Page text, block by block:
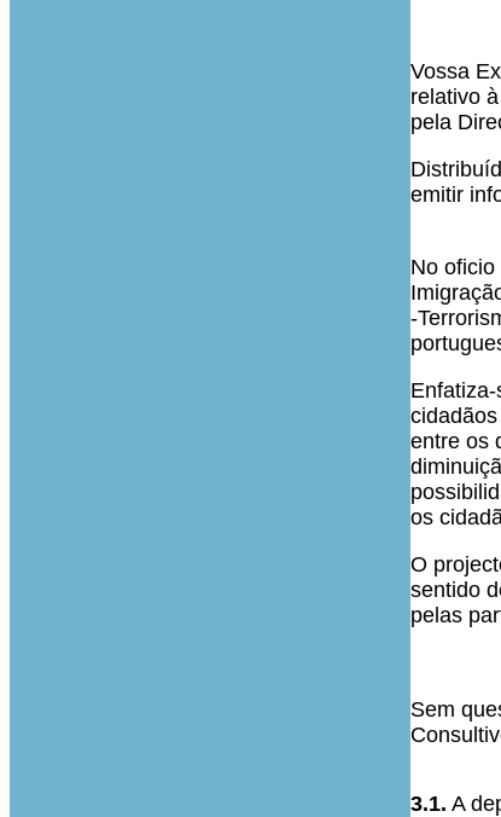
Vossa
relativo
pela
emitir
No
-
entre os
os
O
sentido
pelas
Sem
3.1. A